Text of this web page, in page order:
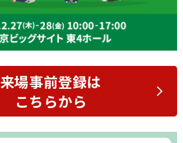
来場事前登録は
こちらから